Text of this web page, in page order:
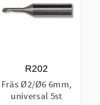
Fräs Ø2/Ø6 6mm,
universal 5st
R202